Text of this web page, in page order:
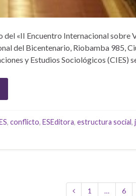
«II Encuentro Internacional sobre
del Bicentenario, Riobamba 985,
y Estudios Sociológicos (CIES)
, conflicto, ESEditora, estructura social,
1 … 6